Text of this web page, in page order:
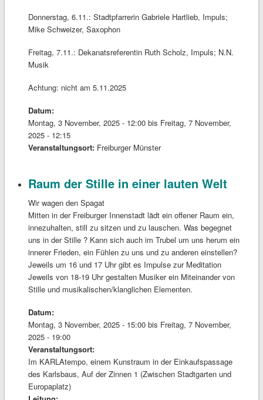
Donnerstag, 6.11.: Stadtpfarrerin Gabriele Hartlieb, Impuls;
Mike Schweizer, Saxophon
Freitag, 7.11.: Dekanatsreferentin Ruth Scholz, Impuls; N.N.
Musik
Achtung: nicht am 5.11.2025
Datum:
Montag, 3 November, 2025 - 12:00bis Freitag, 7 November,
2025 - 12:15
Veranstaltungsort: Freiburger Münster
Raum der Stille in einer lauten Welt
Wir wagen den Spagat
Mitten in der Freiburger Innenstadt lädt ein offener Raum ein,
innezuhalten, still zu sitzen und zu lauschen. Was begegnet
uns in der Stille ? Kann sich auch im Trubel um uns herum ein
innerer Frieden, ein Fühlen zu uns und zu anderen einstellen?
Jeweils um 16 und 17 Uhr gibt es Impulse zur Meditation
Jeweils von 18-19 Uhr gestalten Musiker ein Miteinander von
Stille und musikalischen/klanglichen Elementen.
Datum:
Montag, 3 November, 2025 - 15:00bis Freitag, 7 November,
2025 - 19:00
Veranstaltungsort:
Im KARLAtempo, einem Kunstraum in der Einkaufspassage
des Karlsbaus, Auf der Zinnen 1 (Zwischen Stadtgarten und
Europaplatz)